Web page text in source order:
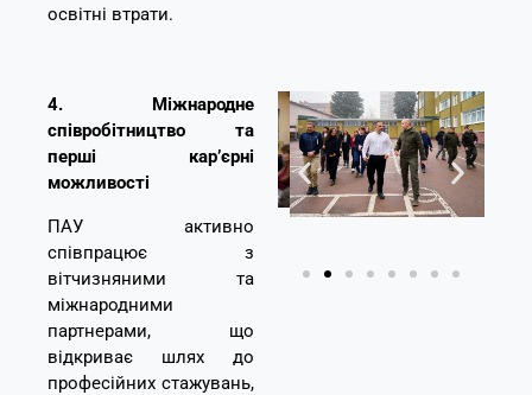
освітні втрати.
4. Міжнародне
співробітництво та
перші кар’єрні
можливості
ПАУ активно
співпрацює з
вітчизняними та
міжнародними
партнерами, що
відкриває шлях до
професійних стажувань,